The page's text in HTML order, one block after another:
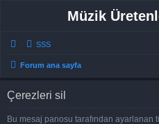
Müzik
SSS
Forum ana sayfa
Çerezleri sil
Bu mesaj panosu tarafından